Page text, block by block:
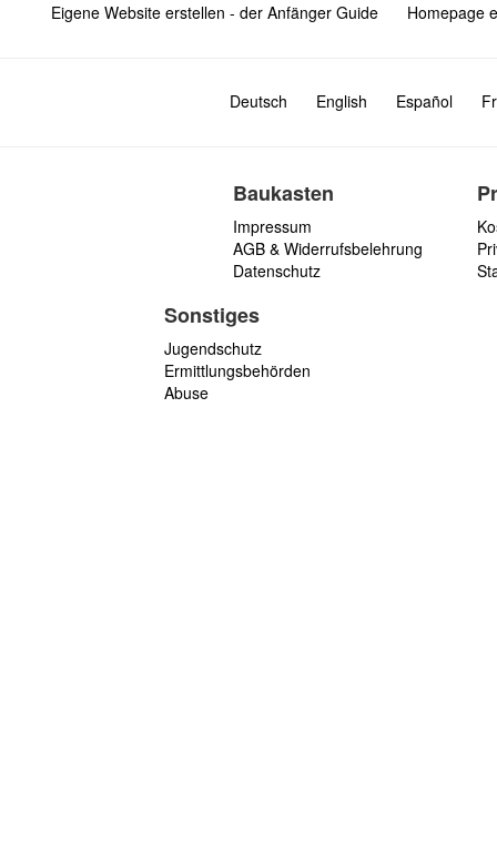
Eigene Website erstellen - der Anfänger Guide Homepage
Deutsch English Español
Baukasten
Impressum
AGB & Widerrufsbelehrung
Datenschutz
Sonstiges
Jugendschutz
Ermittlungsbehörden
Abuse